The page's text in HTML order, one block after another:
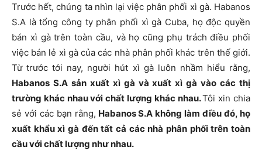
Trước hết, chúng ta nhìn lại việc phân phối xì gà. Habanos
S.A là tổng công ty phân phối xì gà Cuba, họ độc quyền
bán xì gà trên toàn cầu, và họ cũng phụ trách điều phối
việc bán lẻ xì gà của các nhà phân phối khác trên thế giới.
Từ trước tới nay, người hút xì gà luôn nhầm hiểu rằng,
Habanos S.A sản xuất xì gà và xuất xì gà vào các thị
trường khác nhau với chất lượng khác nhau.Tôi xin chia
sẻ với các bạn rằng, Habanos S.A không làm điều đó, họ
xuất khẩu xì gà đến tất cả các nhà phân phối trên toàn
cầu với chất lượng như nhau.